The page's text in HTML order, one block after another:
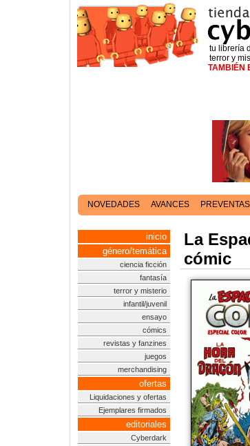
tu librería
terror y
TAMBIÉN
NOVEDADES AVANCES PREVENTAS
inicio
género/temática
ciencia ficción
fantasía
terror y misterio
infantil/juvenil
ensayo
cómics
revistas y fanzines
juegos
merchandising
ofertas
Liquidaciones y ofertas
Ejemplares firmados
editoriales
Cyberdark
La
cómic